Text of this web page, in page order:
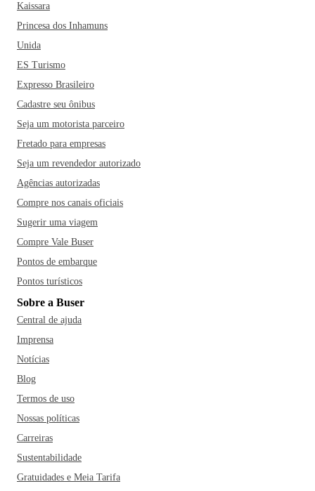
Kaissara
Princesa dos Inhamuns
Unida
ES Turismo
Expresso Brasileiro
Cadastre seu ônibus
Seja um motorista parceiro
Fretado para empresas
Seja um revendedor autorizado
Agências autorizadas
Compre nos canais oficiais
Sugerir uma viagem
Compre Vale Buser
Pontos de embarque
Pontos turísticos
Sobre a Buser
Central de ajuda
Imprensa
Notícias
Blog
Termos de uso
Nossas políticas
Carreiras
Sustentabilidade
Gratuidades e Meia Tarifa